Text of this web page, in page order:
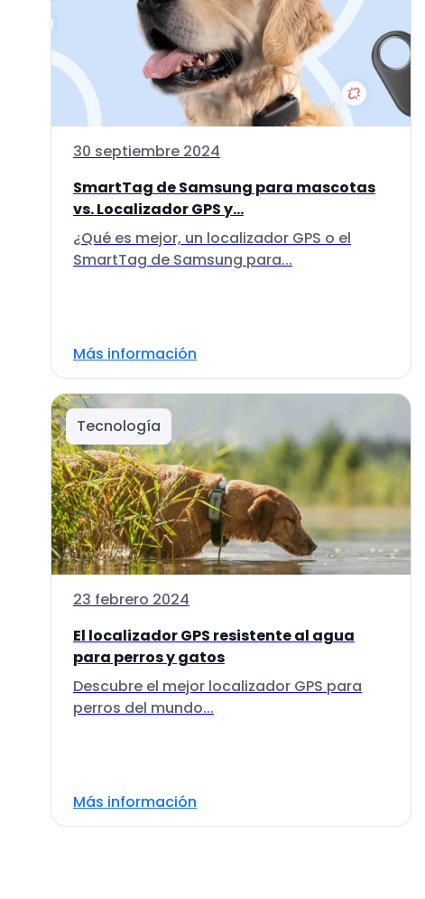
30 septiembre 2024
SmartTag de Samsung para mascotas
vs. Localizador GPS y...
¿Qué es mejor, un localizador GPS o el
SmartTag de Samsung para...
Más información
Tecnología
23 febrero 2024
El localizador GPS resistente al agua
para perros y gatos
Descubre el mejor localizador GPS para
perros del mundo...
Más información